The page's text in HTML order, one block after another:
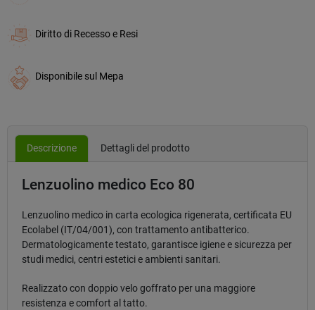
Diritto di Recesso e Resi
Disponibile sul Mepa
Descrizione Dettagli del prodotto
Lenzuolino medico Eco 80
Lenzuolino medico in carta ecologica rigenerata, certificata EU
Ecolabel (IT/04/001), con trattamento antibatterico.
Dermatologicamente testato, garantisce igiene e sicurezza per
studi medici, centri estetici e ambienti sanitari.
Realizzato con doppio velo goffrato per una maggiore
resistenza e comfort al tatto.